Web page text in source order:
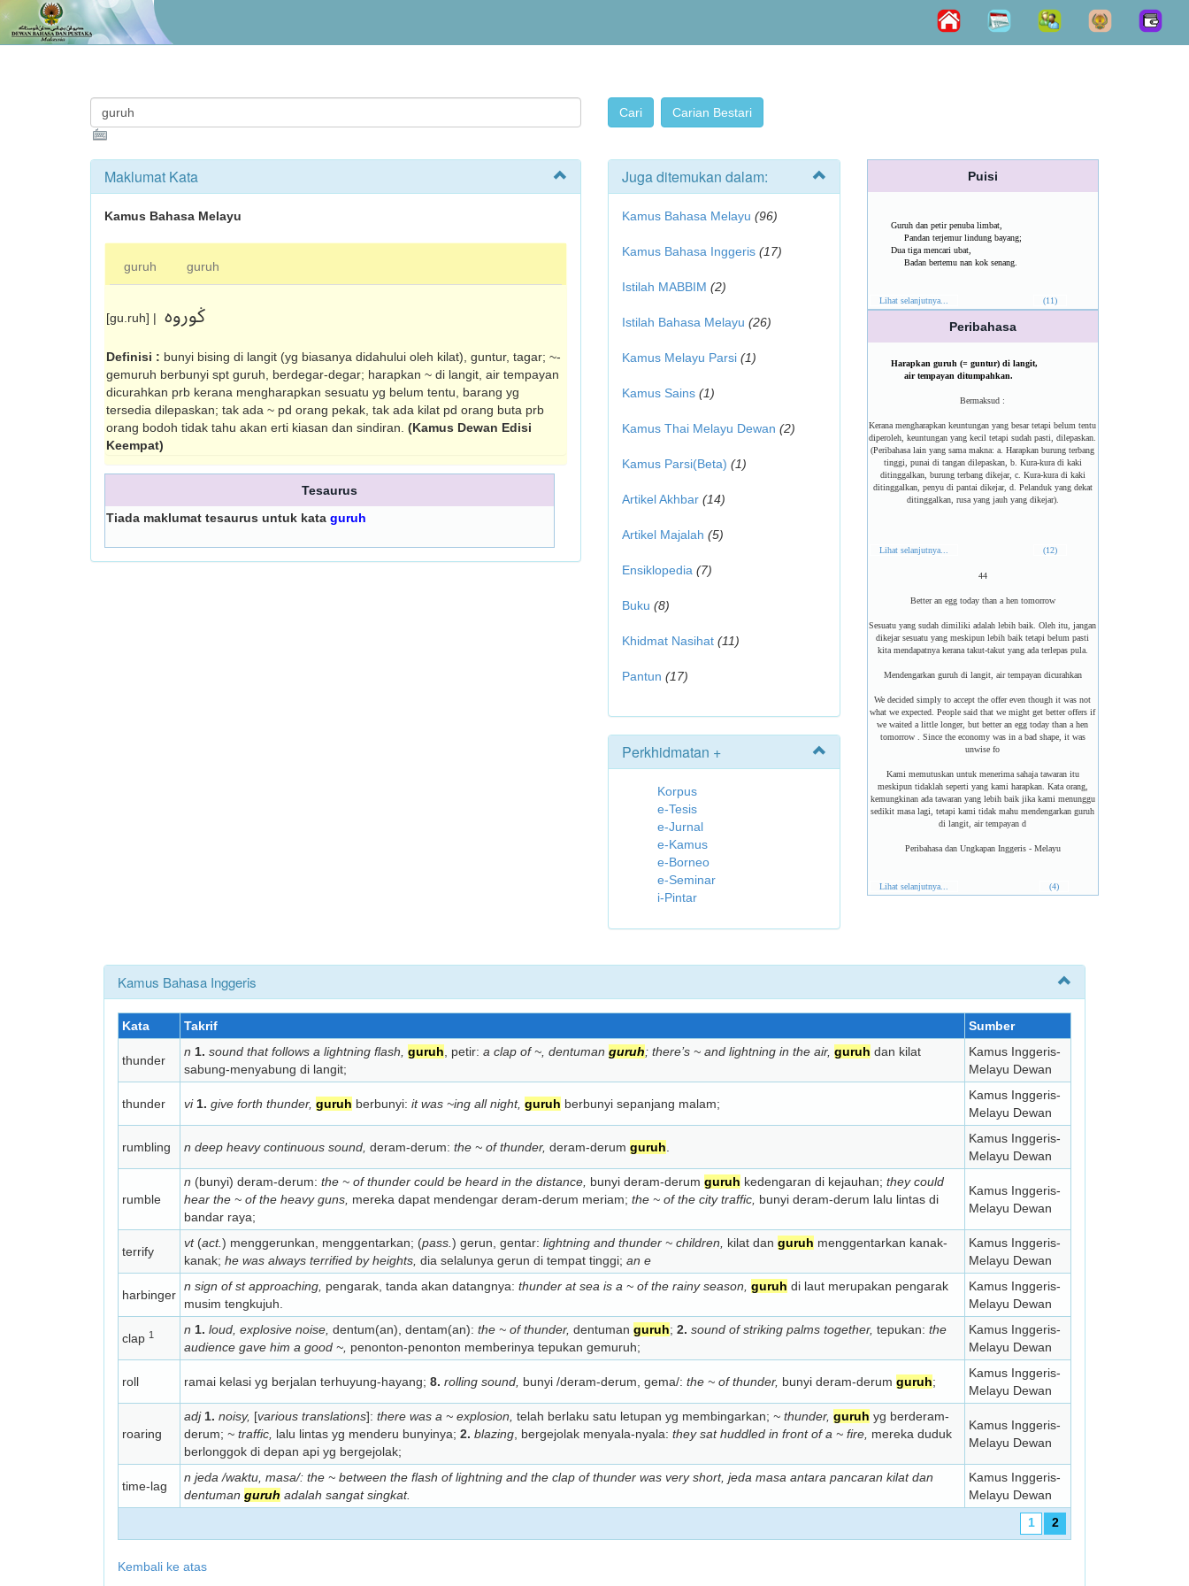
Maklumat Kata
Kamus Bahasa Melayu
guruh guruh
[gu.ruh] | ݢوروه
Definisi : bunyi bising di langit (yg biasanya didahului oleh kilat), guntur, tagar; ~-
gemuruh berbunyi spt guruh, berdegar-degar; harapkan ~ di langit, air tempayan
dicurahkan prb kerana mengharapkan sesuatu yg belum tentu, barang yg
tersedia dilepaskan; tak ada ~ pd orang pekak, tak ada kilat pd orang buta prb
orang bodoh tidak tahu akan erti kiasan dan sindiran. (Kamus Dewan Edisi
Keempat)
Tesaurus
Tiada maklumat tesaurus untuk kata guruh
Juga ditemukan dalam:
Kamus Bahasa Melayu (96)
Kamus Bahasa Inggeris (17)
Istilah MABBIM (2)
Istilah Bahasa Melayu (26)
Kamus Melayu Parsi (1)
Kamus Sains (1)
Kamus Thai Melayu Dewan (2)
Kamus Parsi(Beta) (1)
Artikel Akhbar (14)
Artikel Majalah (5)
Ensiklopedia (7)
Buku (8)
Khidmat Nasihat (11)
Pantun (17)
Perkhidmatan +
Korpus
e-Tesis
e-Jurnal
e-Kamus
e-Borneo
e-Seminar
i-Pintar
Puisi
Guruh dan petir penuba limbat,
Pandan terjemur lindung bayang;
Dua tiga mencari ubat,
Badan bertemu nan kok senang.
Lihat selanjutnya... (11)
Peribahasa
Harapkan guruh (= guntur) di langit,
air tempayan ditumpahkan.
Bermaksud :
Kerana mengharapkan keuntungan yang besar tetapi belum tentu
diperoleh, keuntungan yang kecil tetapi sudah pasti, dilepaskan.
(Peribahasa lain yang sama makna: a. Harapkan burung terbang
tinggi, punai di tangan dilepaskan, b. Kura-kura di kaki
ditinggalkan, burung terbang dikejar, c. Kura-kura di kaki
ditinggalkan, penyu di pantai dikejar, d. Pelanduk yang dekat
ditinggalkan, rusa yang jauh yang dikejar).
Lihat selanjutnya... (12)
44
Better an egg today than a hen tomorrow
Sesuatu yang sudah dimiliki adalah lebih baik. Oleh itu, jangan
dikejar sesuatu yang meskipun lebih baik tetapi belum pasti
kita mendapatnya kerana takut-takut yang ada terlepas pula.
Mendengarkan guruh di langit, air tempayan dicurahkan
We decided simply to accept the offer even though it was not
what we expected. People said that we might get better offers if
we waited a little longer, but better an egg today than a hen
tomorrow . Since the economy was in a bad shape, it was
unwise fo
Kami memutuskan untuk menerima sahaja tawaran itu
meskipun tidaklah seperti yang kami harapkan. Kata orang,
kemungkinan ada tawaran yang lebih baik jika kami menunggu
sedikit masa lagi, tetapi kami tidak mahu mendengarkan guruh
di langit, air tempayan d
Peribahasa dan Ungkapan Inggeris - Melayu
Lihat selanjutnya... (4)
Kamus Bahasa Inggeris
Kata Takrif Sumber
thunder
n 1. sound that follows a lightning flash, guruh , petir: a clap of ~, dentuman guruh; there’s ~ and lightning in the air, guruh dan kilat
sabung-menyabung di langit;
Kamus Inggeris-
Melayu Dewan
thunder vi 1. give forth thunder, guruh berbunyi: it was ~ing all night, guruh berbunyi sepanjang malam;
Kamus Inggeris-
Melayu Dewan
rumbling n deep heavy continuous sound, deram-derum: the ~ of thunder, deram-derum guruh
Kamus Inggeris-
Melayu Dewan
rumble
n (bunyi) deram-derum: the ~ of thunder could be heard in the distance, bunyi deram-derum guruh kedengaran di kejauhan; they could
hear the ~ of the heavy guns, mereka dapat mendengar deram-derum meriam; the ~ of the city traffic, bunyi deram-derum lalu lintas di
bandar raya;
Kamus Inggeris-
Melayu Dewan
terrify
vt(act.) menggerunkan, menggentarkan; (pass. ) gerun, gentar: lightning and thunder ~ children, kilat dan guruh menggentarkan kanak-
kanak; he was always terrified by heights, dia selalunya gerun di tempat tinggi; an e
Kamus Inggeris-
Melayu Dewan
harbinger
n sign of st approaching, pengarak, tanda akan datangnya: thunder at sea is a ~ of the rainy season, guruh di laut merupakan pengarak
musim tengkujuh.
Kamus Inggeris-
Melayu Dewan
clap 1 n 1. loud, explosive noise, dentum(an), dentam(an): the ~ of thunder, dentuman guruh; 2. sound of striking palms together, tepukan: the
audience gave him a good ~, penonton-penonton memberinya tepukan gemuruh;
Kamus Inggeris-
Melayu Dewan
roll ramai kelasi yg berjalan terhuyung-hayang; 8. rolling sound, bunyi /deram-derum, gema/: the ~ of thunder, bunyi deram-derum guruh;
Kamus Inggeris-
Melayu Dewan
roaring
adj 1. noisy, [various translations]: there was a ~ explosion, telah berlaku satu letupan yg membingarkan; ~ thunder, guruh yg berderam-
derum; ~ traffic, lalu lintas yg menderu bunyinya; 2. blazing , bergejolak menyala-nyala: they sat huddled in front of a ~ fire, mereka duduk
berlonggok di depan api yg bergejolak;
Kamus Inggeris-
Melayu Dewan
time-lag
n jeda /waktu, masa/: the ~ between the flash of lightning and the clap of thunder was very short, jeda masa antara pancaran kilat dan
dentuman guruh adalah sangat singkat.
Kamus Inggeris-
Melayu Dewan
1
2
Kembali ke atas